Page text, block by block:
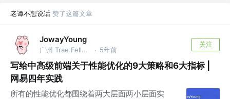
老谭不想说话 赞了这篇文章
JowayYoung
广州 Trae Fellow，前网易资深前端，总结大师 @网易 · 5年前
关注
写给中高级前端关于性能优化的9大策略和6大指标 |
网易四年实践
所有的性能优化都围绕着两大层面两小层面实